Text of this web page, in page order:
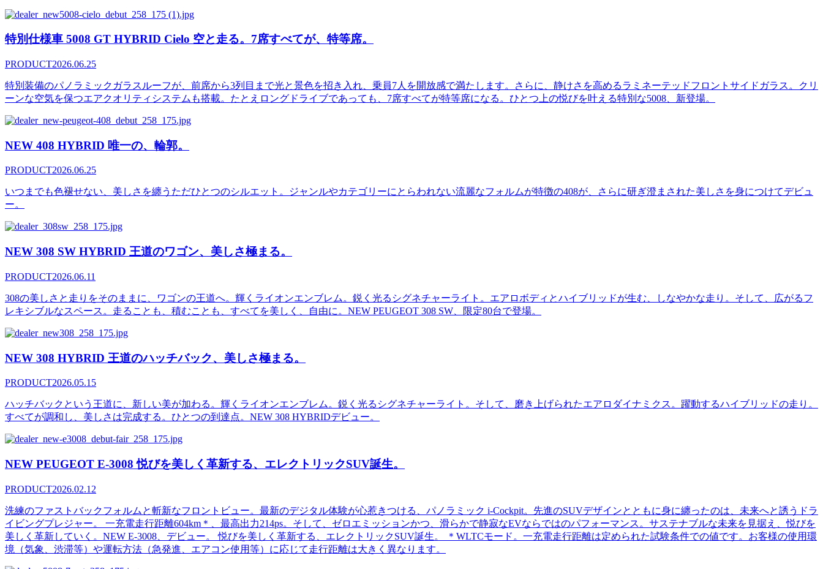
特別仕様車 5008 GT HYBRID Cielo 空と走る。7席すべてが、特等席。
PRODUCT2026.06.25
特別装備のパノラミックガラスルーフが、前席から3列目まで光と景色を招き入れ、乗員7人を開放感で満たします。さらに、静けさを高めるラミネーテッドフロントサイドガラス。クリ
ーンな空気を保つエアクオリティシステムも搭載。たとえロングドライブであっても、7席すべてが特等席になる。ひとつ上の悦びを叶える特別な5008、新登場。
NEW 408 HYBRID 唯一の、輪郭。
PRODUCT2026.06.25
いつまでも色褪せない、美しさを纏うただひとつのシルエット。ジャンルやカテゴリーにとらわれない流麗なフォルムが特徴の408が、さらに研ぎ澄まされた美しさを身につけてデビュ
ー。
NEW 308 SW HYBRID 王道のワゴン、美しさ極まる。
PRODUCT2026.06.11
308の美しさと走りをそのままに、ワゴンの王道へ。輝くライオンエンブレム。鋭く光るシグネチャーライト。エアロボディとハイブリッドが生む、しなやかな走り。そして、広がるフ
レキシブルなスペース。走ることも、積むことも、すべてを美しく、自由に。NEW PEUGEOT 308 SW、限定80台で登場。
NEW 308 HYBRID 王道のハッチバック、美しさ極まる。
PRODUCT2026.05.15
ハッチバックという王道に、新しい美が加わる。輝くライオンエンブレム。鋭く光るシグネチャーライト。そして、磨き上げられたエアロダイナミクス。躍動するハイブリッドの走り。
すべてが調和し、美しさは完成する。ひとつの到達点。NEW 308 HYBRIDデビュー。
NEW PEUGEOT E-3008 悦びを美しく革新する、エレクトリックSUV誕生。
PRODUCT2026.02.12
洗練のファストバックフォルムと斬新なフロントビュー。最新のデジタル体験が心惹きつける、パノラミック i-Cockpit。先進のSUVデザインとともに身に纏ったのは、未来へと誘うドラ
イビングプレジャー。 一充電走行距離604km＊、最高出力214ps。そして、ゼロエミッションかつ、滑らかで静寂なEVならではのパフォーマンス。サステナブルな未来を見据え、悦びを
美しく革新していく。NEW E-3008、デビュー。 悦びを美しく革新する、エレクトリックSUV誕生。 ＊WLTCモード。一充電走行距離は定められた試験条件での値です。お客様の使用環
境（気象、渋滞等）や運転方法（急発進、エアコン使用等）に応じて走行距離は大きく異なります。